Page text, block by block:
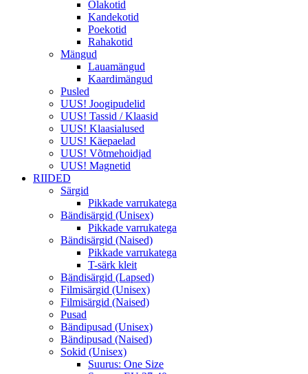
Õlakotid
Kandekotid
Poekotid
Rahakotid
Mängud
Lauamängud
Kaardimängud
Pusled
UUS! Joogipudelid
UUS! Tassid / Klaasid
UUS! Klaasialused
UUS! Käepaelad
UUS! Võtmehoidjad
UUS! Magnetid
RIIDED
Särgid
Pikkade varrukatega
Bändisärgid (Unisex)
Pikkade varrukatega
Bändisärgid (Naised)
Pikkade varrukatega
T-särk kleit
Bändisärgid (Lapsed)
Filmisärgid (Unisex)
Filmisärgid (Naised)
Pusad
Bändipusad (Unisex)
Bändipusad (Naised)
Sokid (Unisex)
Suurus: One Size